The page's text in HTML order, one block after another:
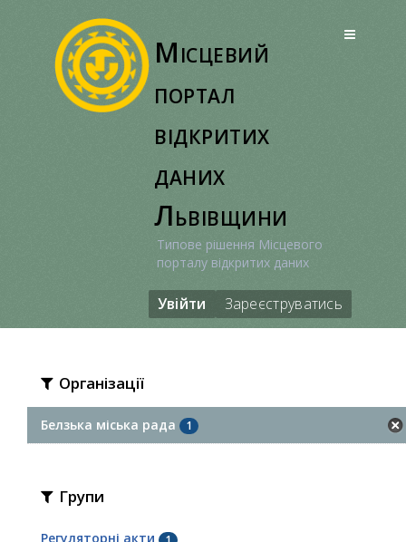
Місцевий
портал
відкритих
даних
Львівщини
Типове рішення Місцевого
порталу відкритих даних
Увійти Зареєструватись
Організації
Белзька міська рада 1
Групи
Регуляторні акти